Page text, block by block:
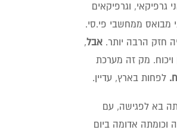
וגרפיקאים
מבואס ממחשבי פי.סי.
אבל,
מק זה מערכת
לפחות בארץ, עדיין.
בא לפגישה, עם
וכומתה אדומה ביום